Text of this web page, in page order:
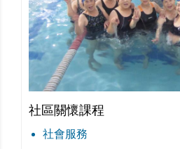
社區關懷課程
社會服務